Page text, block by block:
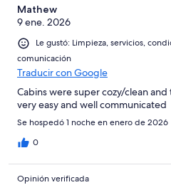
Mathew
9 ene. 2026
Le gustó: Limpieza, servicios,
comunicación
Traducir con Google
Cabins were super cozy/clean
very easy and well communicated
Se hospedó 1 noche en enero de 2026
0
Opinión verificada